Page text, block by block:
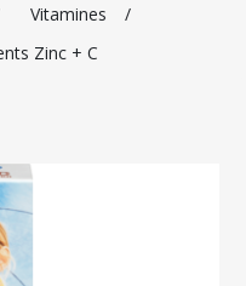
Vitamines
/
Zinc + C